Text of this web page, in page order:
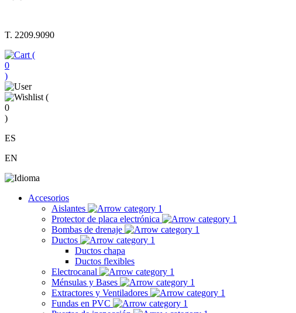
T. 2209.9090
(
0
)
(
0
)
ES
EN
Accesorios
Aislantes
Protector de placa electrónica
Bombas de drenaje
Ductos
Ductos chapa
Ductos flexibles
Electrocanal
Ménsulas y Bases
Extractores y Ventiladores
Fundas en PVC